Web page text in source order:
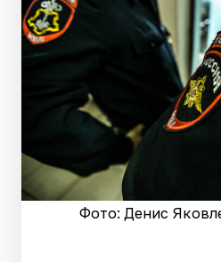
Фото: Денис